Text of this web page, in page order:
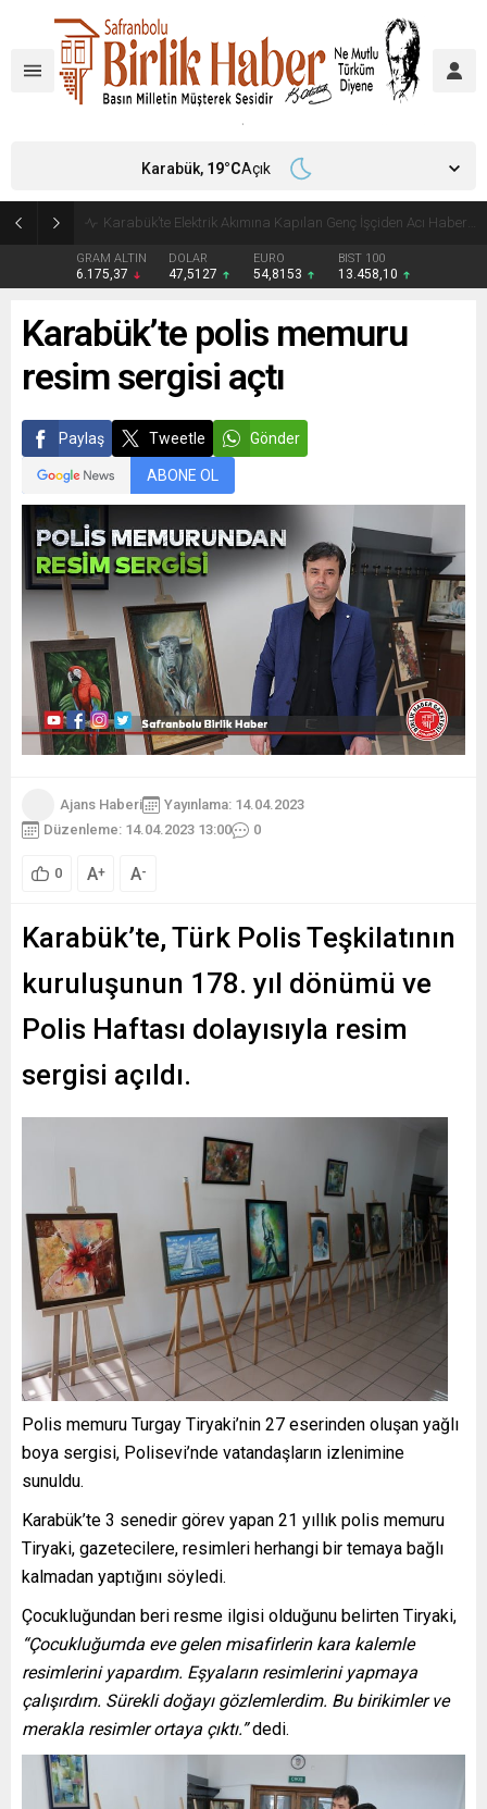
GRAM ALTIN
6.175,37
DOLAR
47,5127
EURO
54,8153
BIST 100
13.458,10
Karabük, 19°CAçık
Karabük’te polis memuru
resim sergisi açtı
Paylaş Tweetle Gönder
ABONE OL
Ajans Haberi
Yayınlama: 14.04.2023
Düzenleme: 14.04.2023 13:00
0
0 A+ A-
Karabük’te, Türk Polis Teşkilatının
kuruluşunun 178. yıl dönümü ve
Polis Haftası dolayısıyla resim
sergisi açıldı.
Polis memuru Turgay Tiryaki’nin 27 eserinden oluşan yağlı
boya sergisi, Polisevi’nde vatandaşların izlenimine
sunuldu.
Karabük’te 3 senedir görev yapan 21 yıllık polis memuru
Tiryaki, gazetecilere, resimleri herhangi bir temaya bağlı
kalmadan yaptığını söyledi.
Çocukluğundan beri resme ilgisi olduğunu belirten Tiryaki,
“Çocukluğumda eve gelen misafirlerin kara kalemle
resimlerini yapardım. Eşyaların resimlerini yapmaya
çalışırdım. Sürekli doğayı gözlemlerdim. Bu birikimler ve
merakla resimler ortaya çıktı.”dedi.